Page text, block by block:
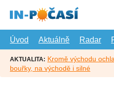
hlavní
Úvod
Aktuálně Radar
AKTUALITA: Kromě východu
bouřky, na východě i silné